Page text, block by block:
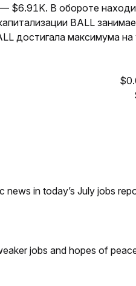
$6.91K. В обороте
BALL
достигала максимума
in today’s July jobs
jobs and hopes of